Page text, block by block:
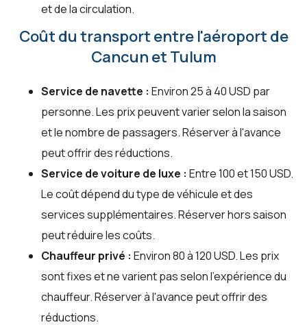
et de la circulation.
Coût du transport entre l'aéroport de
Cancun et Tulum
Service de navette : Environ 25 à 40 USD par
personne. Les prix peuvent varier selon la saison
et le nombre de passagers. Réserver à l'avance
peut offrir des réductions.
Service de voiture de luxe : Entre 100 et 150 USD.
Le coût dépend du type de véhicule et des
services supplémentaires. Réserver hors saison
peut réduire les coûts.
Chauffeur privé : Environ 80 à 120 USD. Les prix
sont fixes et ne varient pas selon l'expérience du
chauffeur. Réserver à l'avance peut offrir des
réductions.